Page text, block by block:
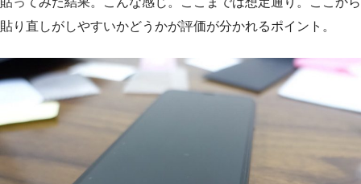
貼り直しがしやすいかどうかが評価が分かれるポイント。